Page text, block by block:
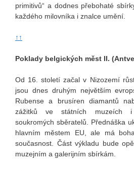
primitivů“ a dodnes přebohaté
každého milovníka i znalce umění.
↑↑
Poklady belgických měst II.
Od 16. století začal v Nizozemí
jsou dnes druhým největším
Rubense a brusíren diamantů
zážitků ve státních muzeích i
soukromých sběratelů. Přednáška
hlavním městem EU, ale má
současnost. Část výkladu bude
muzejním a galerijním sbírkám.